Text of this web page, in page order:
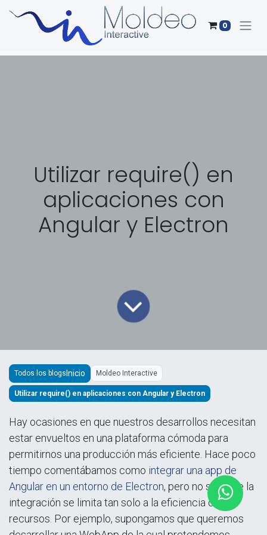
0
Utilizar require() en
aplicaciones con
Angular y Electron
Todos los blogs Moldeo Interactive
Utilizar require() en aplicaciones con Angular y Electron
Hay ocasiones en que nuestros desarrollos necesitan
estar envueltos en una plataforma cómoda para
permitirnos una producción más eficiente. Hace poco
tiempo comentábamos como integrar una app de
Angular en un entorno de Electron, pero no siempre la
integración se limita tan solo a la eficiencia de
recursos. Por ejemplo, supongamos que queremos